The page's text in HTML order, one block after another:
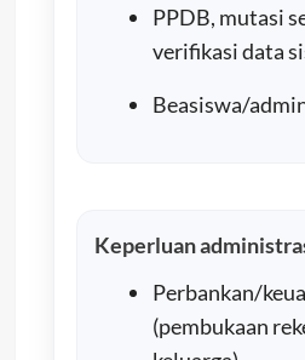
PPDB, mutasi
verifikasi data
Beasiswa/
Keperluan
Perbankan/
(pembukaan